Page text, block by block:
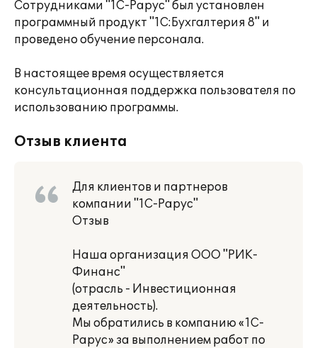
Сотрудниками "1С-Рарус" был установлен
программный продукт "1С:Бухгалтерия 8" и
проведено обучение персонала.
В настоящее время осуществляется
консультационная поддержка пользователя по
использованию программы.
Отзыв клиента
Для клиентов и партнеров
компании "1С-Рарус"
Отзыв
Наша организация ООО "РИК-
Финанс"
(отрасль - Инвестиционная
деятельность).
Мы обратились в компанию «1С-
Рарус» за выполнением работ по